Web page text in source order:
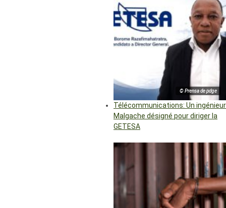
© Prensa de pdge
Télécommunications: Un ingénieur
Malgache désigné pour diriger la
GETESA